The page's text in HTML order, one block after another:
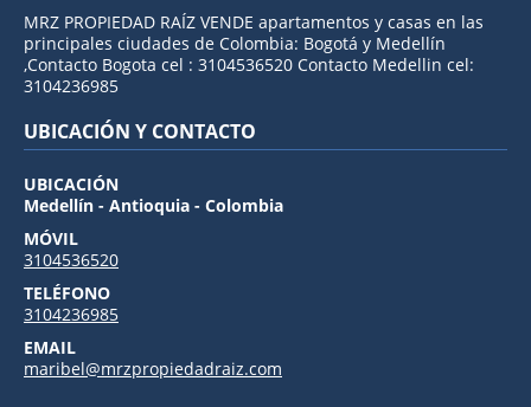
MRZ PROPIEDAD RAÍZ VENDE apartamentos y casas en las
principales ciudades de Colombia: Bogotá y Medellín
,Contacto Bogota cel : 3104536520 Contacto Medellin cel:
3104236985
UBICACIÓN Y CONTACTO
UBICACIÓN
Medellín - Antioquia - Colombia
MÓVIL
3104536520
TELÉFONO
3104236985
EMAIL
maribel@mrzpropiedadraiz.com